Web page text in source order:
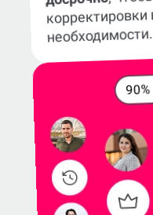
корректировки
необходимости.